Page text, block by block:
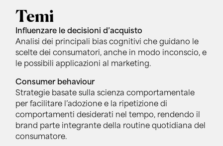
Temi
Influenzare le decisioni d’acquisto
Analisi dei principali bias cognitivi che guidano le
scelte dei consumatori, anche in modo inconscio, e
le possibili applicazioni al marketing.
Consumer behaviour
Strategie basate sulla scienza comportamentale
per facilitare l’adozione e la ripetizione di
comportamenti desiderati nel tempo, rendendo il
brand parte integrante della routine quotidiana del
consumatore.